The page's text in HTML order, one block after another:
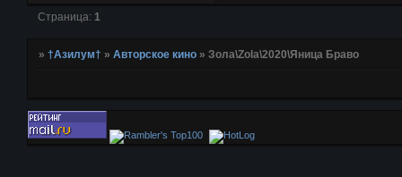
Страница: 1
»†Азилум† »Авторское кино »Зола\Zola\2020\Яница Браво